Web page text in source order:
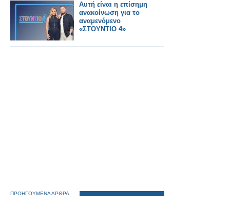
Αυτή είναι η επίσημη
ανακοίνωση για το
αναμενόμενο
«ΣΤΟΥΝΤΙΟ 4»
ΠΡΟΗΓΟΥΜΕΝΑ ΑΡΘΡΑ